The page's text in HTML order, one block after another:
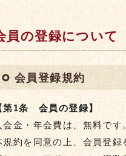
員の登録について
会員登録規約
第1条 会員の登録】
会金・年会費は、無料です
規約を同意の上、会員登